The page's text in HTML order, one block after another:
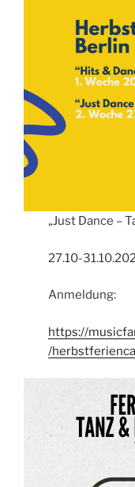
„Just Dance –
27.10-
Anmeldung:
https://
/